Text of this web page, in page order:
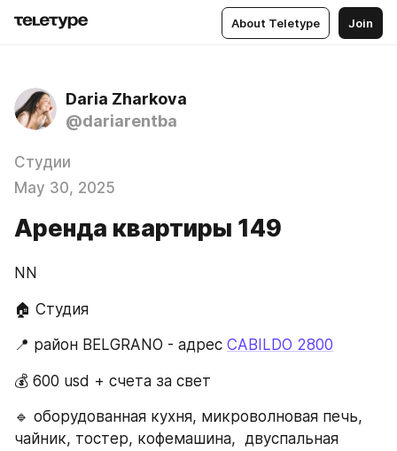
About Teletype Join
Daria Zharkova
@dariarentba
Студии
May 30, 2025
Аренда квартиры 149
NN
🏠 Студия
📍 район BELGRANO - адрес CABILDO 2800
💰 600 usd + счета за свет
🔹 оборудованная кухня, микроволновая печь,
чайник, тостер, кофемашина,  двуспальная